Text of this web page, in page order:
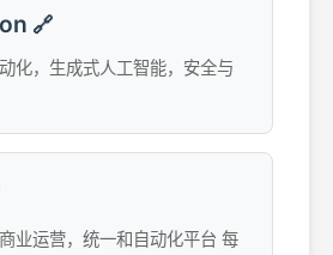
🔗
化，生成式人工智能，安全与
业运营，统一和自动化平台 每